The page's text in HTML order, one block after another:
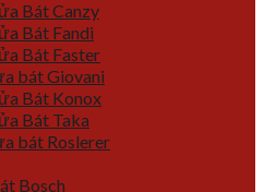
Bát Canzy
Bát Fandi
Bát Faster
bát Giovani
Bát Konox
Bát Taka
bát Roslerer
Bosch